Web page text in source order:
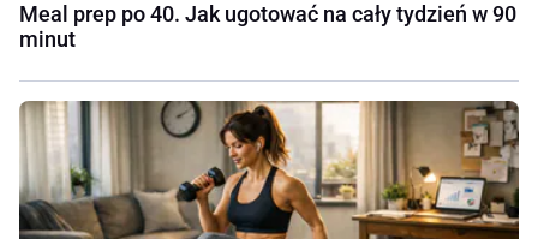
Meal prep po 40. Jak ugotować na cały tydzień w 90
minut